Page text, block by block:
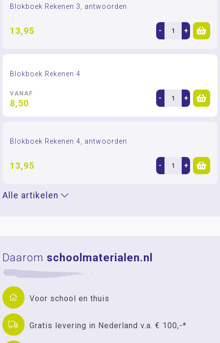
Blokboek Rekenen 3, antwoorden
13,95 - +
Blokboek Rekenen 4
VANAF
8,50 - +
Blokboek Rekenen 4, antwoorden
13,95 - +
Alle artikelen
Daarom schoolmaterialen.nl
Voor school en thuis
Gratis levering in Nederland v.a. € 100,-*